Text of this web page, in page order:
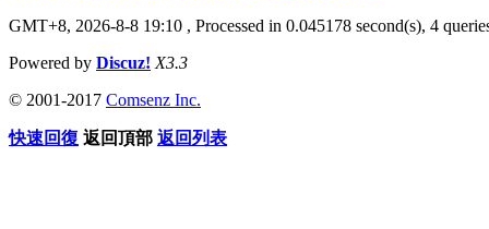
GMT+8, 2026-8-8 19:10 , Processed in 0.045178 second(s), 4
Powered by Discuz! X3.3
© 2001-2017 Comsenz Inc.
快速回復 返回頂部 返回列表